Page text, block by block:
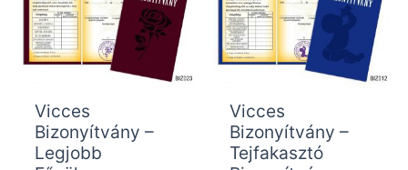
Vicces
Bizonyítvány –
Legjobb
Vicces
Bizonyítvány –
Tejfakasztó